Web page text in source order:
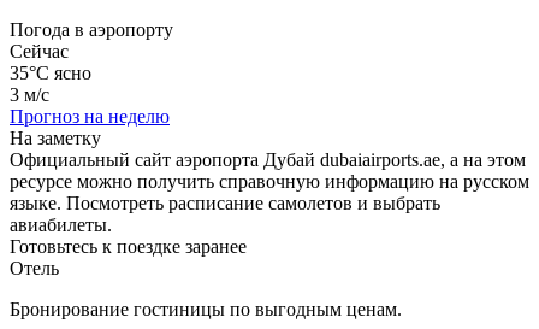
Погода в аэропорту
Сейчас
35°C ясно
3 м/с
Прогноз на неделю
На заметку
Официальный сайт аэропорта Дубай dubaiairports.ae, а на этом
ресурсе можно получить справочную информацию на русском
языке. Посмотреть расписание самолетов и выбрать
авиабилеты.
Готовьтесь к поездке заранее
Отель
Бронирование гостиницы по выгодным ценам.